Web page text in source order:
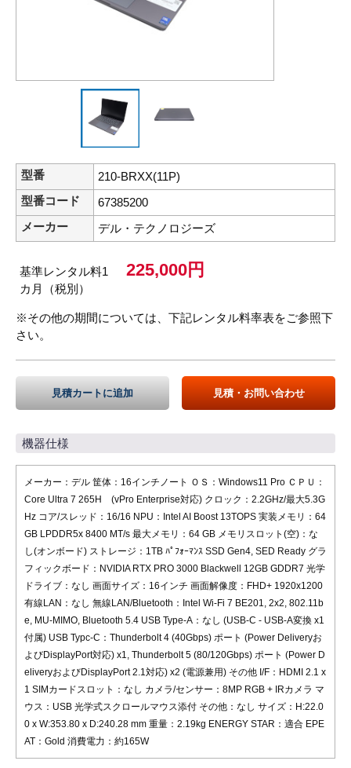
型番
210-BRXX(11P)
型番コード
67385200
メーカー
デル・テクノロジーズ
基準レンタル料1
カ月（税別）
225,000円
※その他の期間については、下記レンタル料率表をご参照下
さい。
見積カートに追加 見積・お問い合わせ
機器仕様
メーカー：デル 筐体：16インチノート ＯＳ：Windows11 Pro ＣＰＵ：
Core Ultra 7 265H (vPro Enterprise対応) クロック：2.2GHz/最大5.3G
Hz コア/スレッド：16/16 NPU：Intel AI Boost 13TOPS 実装メモリ：64
GB LPDDR5x 8400 MT/s 最大メモリ：64 GB メモリスロット(空)：な
し(オンボード) ストレージ：1TB ﾊﾟﾌｫｰﾏﾝｽ SSD Gen4, SED Ready グラ
フィックボード：NVIDIA RTX PRO 3000 Blackwell 12GB GDDR7 光学
ドライブ：なし 画面サイズ：16インチ 画面解像度：FHD+ 1920x1200
有線LAN：なし 無線LAN/Bluetooth：Intel Wi-Fi 7 BE201, 2x2, 802.11b
e, MU-MIMO, Bluetooth 5.4 USB Type-A：なし (USB-C - USB-A変換 x1
付属) USB Typc-C：Thunderbolt 4 (40Gbps) ポート (Power Deliveryお
よびDisplayPort対応) x1, Thunderbolt 5 (80/120Gbps) ポート (Power D
eliveryおよびDisplayPort 2.1対応) x2 (電源兼用) その他 I/F：HDMI 2.1 x
1 SIMカードスロット：なし カメラ/センサー：8MP RGB + IRカメラ マ
ウス：USB 光学式スクロールマウス添付 その他：なし サイズ：H:22.0
0 x W:353.80 x D:240.28 mm 重量：2.19kg ENERGY STAR：適合 EPE
AT：Gold 消費電力：約165W